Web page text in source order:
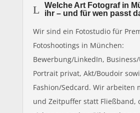
L
Welche Art Fotograf in
ihr – und für wen passt
Wir sind ein Fotostudio für
Fotoshootings in München:
Bewerbung/LinkedIn,
Portrait privat, Akt/Boudoir
Fashion/Sedcard. Wir arbeiten
und Zeitpuffer statt Fließband,